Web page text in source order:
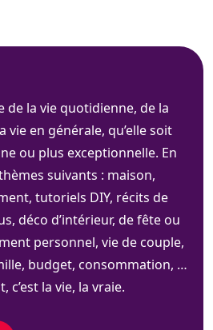
de la vie quotidienne, de la
vie en générale, qu’elle soit
ou plus exceptionnelle. En
suivants : maison,
tutoriels DIY, récits de
déco d’intérieur, de fête ou
personnel, vie de couple,
budget, consommation, …
c’est la vie, la vraie.